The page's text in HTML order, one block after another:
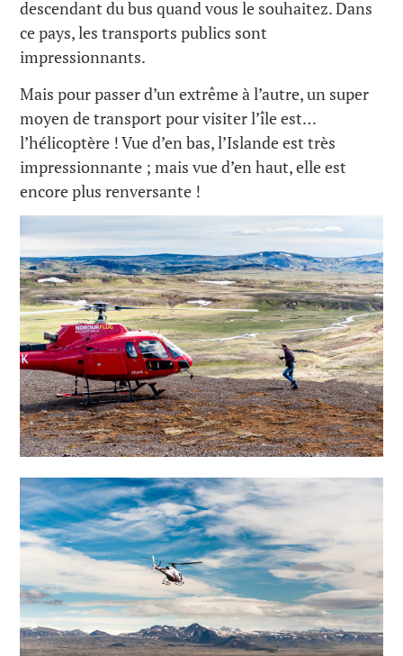
descendant du bus quand vous le souhaitez. Dans
ce pays, les transports publics sont
impressionnants.
Mais pour passer d’un extrême à l’autre, un super
moyen de transport pour visiter l’île est…
l’hélicoptère ! Vue d’en bas, l’Islande est très
impressionnante ; mais vue d’en haut, elle est
encore plus renversante !